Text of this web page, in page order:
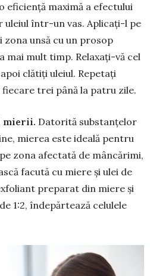
eficiență maximă a efectului
uleiul într-un vas. Aplicați-l pe
zona unsă cu un prosop
mai mult timp. Relaxați-vă cel
clătiți uleiul. Repetați
trei până la patru zile.
mierii. Datorită substanțelor
mierea este ideală pentru
zona afectată de mâncărimi,
facută cu miere și ulei de
preparat din miere și
1:2, îndepărtează celulele